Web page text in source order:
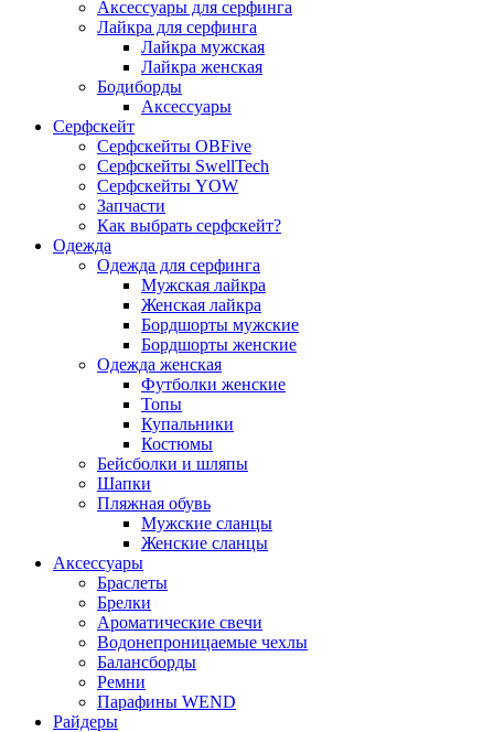
Аксессуары для серфинга
Лайкра для серфинга
Лайкра мужская
Лайкра женская
Бодиборды
Аксессуары
Серфскейт
Серфскейты OBFive
Серфскейты SwellTech
Серфскейты YOW
Запчасти
Как выбрать серфскейт?
Одежда
Одежда для серфинга
Мужская лайкра
Женская лайкра
Бордшорты мужские
Бордшорты женские
Одежда женская
Футболки женские
Топы
Купальники
Костюмы
Бейсболки и шляпы
Шапки
Пляжная обувь
Мужские сланцы
Женские сланцы
Аксессуары
Браслеты
Брелки
Ароматические свечи
Водонепроницаемые чехлы
Балансборды
Ремни
Парафины WEND
Райдеры